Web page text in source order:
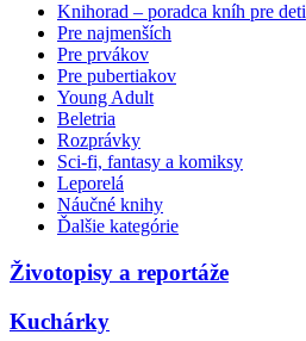
Knihorad – poradca kníh pre deti
Pre najmenších
Pre prvákov
Pre pubertiakov
Young Adult
Beletria
Rozprávky
Sci-fi, fantasy a komiksy
Leporelá
Náučné knihy
Ďalšie kategórie
Životopisy a reportáže
Kuchárky